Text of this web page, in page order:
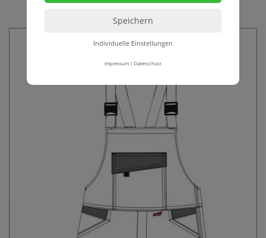
Individuelle Einstellungen
Impressum| Datenschutz